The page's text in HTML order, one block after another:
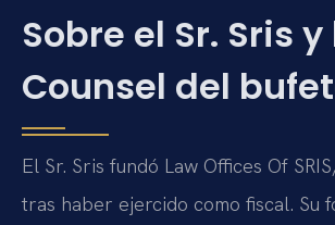
Sobre el Sr. Sris y
Counsel del
El Sr. Sris fundó Law Offices Of
tras haber ejercido como fiscal. Su